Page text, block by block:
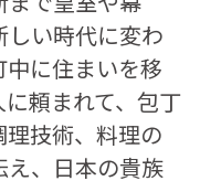
い時代に変わ
に住まいを移
頼まれて、包丁
技術、料理の
え、日本の貴族